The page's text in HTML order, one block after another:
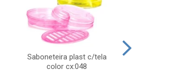
Saboneteira plast c/tela
color cx:048